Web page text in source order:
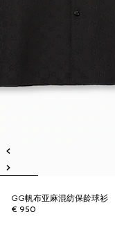
GG帆布亚麻混纺保龄球衫
€ 950